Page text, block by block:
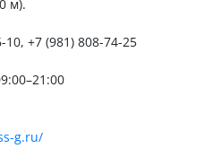
м).
10, +7 (981) 808-74-25
g.ru/